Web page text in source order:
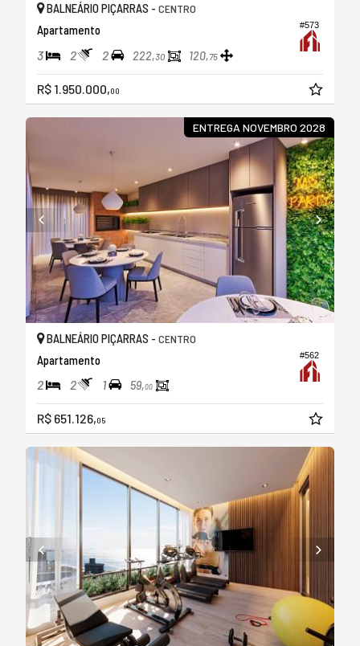
#573
BALNEÁRIO PIÇARRAS - CENTRO
Apartamento
3 2 2 222,30 120,75
R$ 1.950.000,00
ENTREGA NOVEMBRO 2028
#562
BALNEÁRIO PIÇARRAS - CENTRO
Apartamento
2 2 1 59,00
R$ 651.126,05